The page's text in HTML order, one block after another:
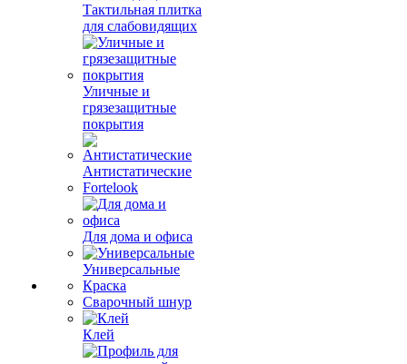
Тактильная плитка
для слабовидящих
Уличные и
грязезащитные
покрытия
Антистатические
Fortelook
Для дома и офиса
Универсальные
Краска
Сварочный шнур
Клей